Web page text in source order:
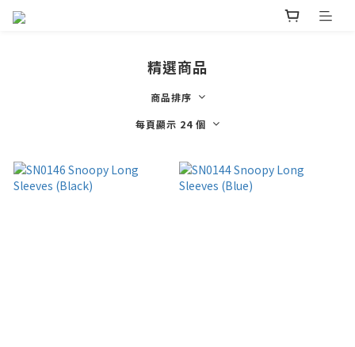
精選商品
商品排序
每頁顯示 24 個